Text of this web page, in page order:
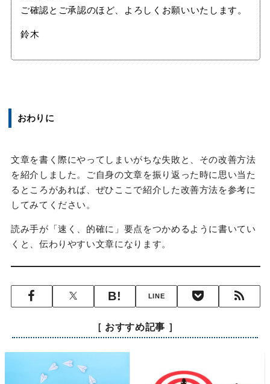
ご確認とご承認のほど、よろしくお願いいたします。
鈴木
おわりに
文章を書く際にやってしまいがちな失敗と、その改善方法
を紹介しました。ご自身の文章を振り返った時に思い当た
るところがあれば、ぜひここで紹介した改善方法を参考に
してみてください。
読み手が「速く、的確に」要点をつかめるように書いてい
くと、伝わりやすい文章になります。
LINE
［ おすすめ記事 ］